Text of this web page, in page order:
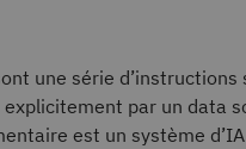
une série
par un data
est un système